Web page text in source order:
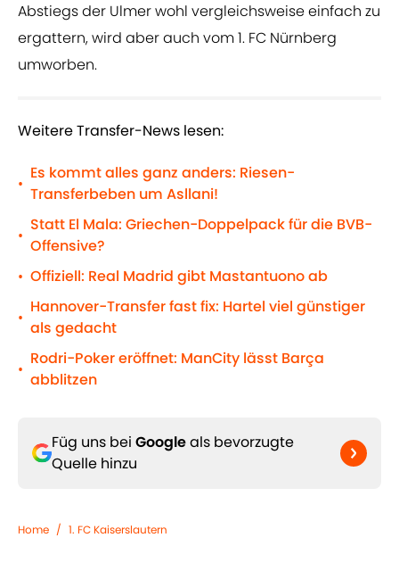
Abstiegs der Ulmer wohl vergleichsweise einfach zu
ergattern, wird aber auch vom 1. FC Nürnberg
umworben.
Weitere Transfer-News lesen:
•
Es kommt alles ganz anders: Riesen-
Transferbeben um Asllani!
•
Statt El Mala: Griechen-Doppelpack für die BVB-
Offensive?
• Offiziell: Real Madrid gibt Mastantuono ab
•
Hannover-Transfer fast fix: Hartel viel günstiger
als gedacht
•
Rodri-Poker eröffnet: ManCity lässt Barça
abblitzen
Füg uns bei Googleals bevorzugte
Quelle hinzu
Home / 1. FC Kaiserslautern